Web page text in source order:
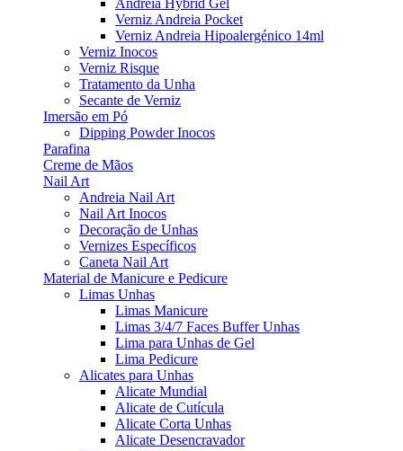
Andreia Hybrid Gel
Verniz Andreia Pocket
Verniz Andreia Hipoalergénico 14ml
Verniz Inocos
Verniz Risque
Tratamento da Unha
Secante de Verniz
Imersão em Pó
Dipping Powder Inocos
Parafina
Creme de Mãos
Nail Art
Andreia Nail Art
Nail Art Inocos
Decoração de Unhas
Vernizes Específicos
Caneta Nail Art
Material de Manicure e Pedicure
Limas Unhas
Limas Manicure
Limas 3/4/7 Faces Buffer Unhas
Lima para Unhas de Gel
Lima Pedicure
Alicates para Unhas
Alicate Mundial
Alicate de Cutícula
Alicate Corta Unhas
Alicate Desencravador